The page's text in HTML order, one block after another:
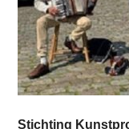
Stichting